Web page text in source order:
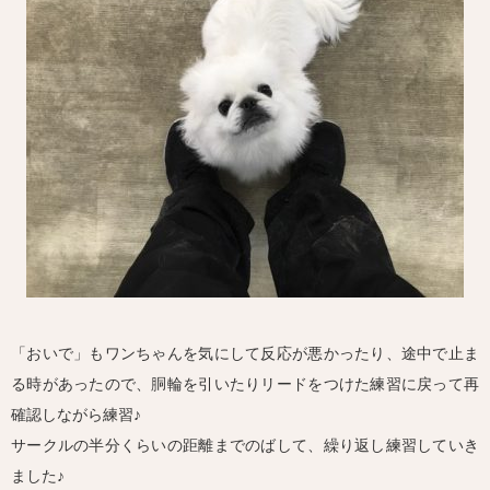
「おいで」もワンちゃんを気にして反応が悪かったり、途中で止ま
る時があったので、胴輪を引いたりリードをつけた練習に戻って再
確認しながら練習♪
サークルの半分くらいの距離までのばして、繰り返し練習していき
ました♪